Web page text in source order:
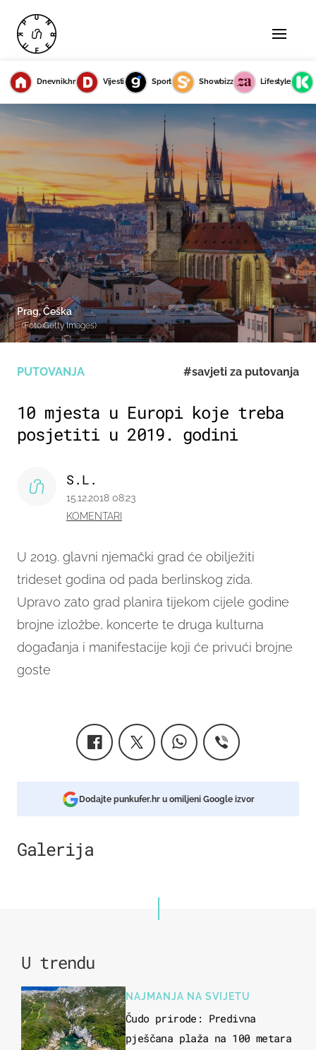
Dnevnik.hr Vijesti Sport Showbizz Lifestyle
PUTOVANJA #savjeti za putovanja
10 mjesta u Europi koje treba
posjetiti u 2019. godini
U 2019. glavni njemački grad će obilježiti
trideset godina od pada berlinskog zida.
Upravo zato grad planira tijekom cijele godine
brojne izložbe, koncerte te druga kulturna
događanja i manifestacije koji će privući brojne
goste
S.L.
15.12.2018 08:23
KOMENTARI
Prag, Češka
(Foto:Getty Images)
Dodajte punkufer.hr u omiljeni Google izvor
Galerija
U trendu
NAJMANJA NA SVIJETU
Čudo prirode: Predivna
pješčana plaža na 100 metara